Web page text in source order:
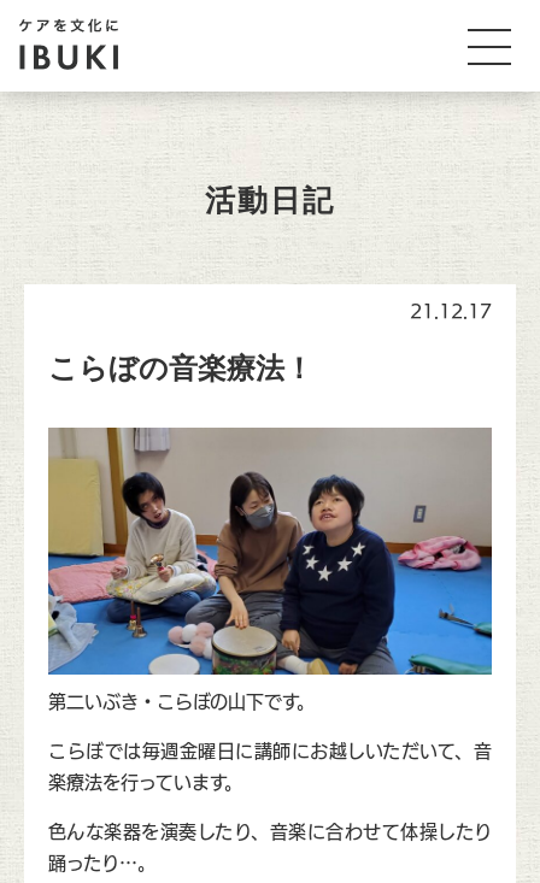
活動日記
21.12.17
こらぼの音楽療法！
第二いぶき・こらぼの山下です。
こらぼでは毎週金曜日に講師にお越しいただいて、音
楽療法を行っています。
色んな楽器を演奏したり、音楽に合わせて体操したり
踊ったり…。